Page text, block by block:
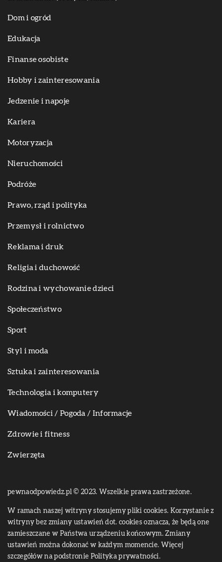
Dom i ogród
Edukacja
Finanse osobiste
Hobby i zainteresowania
Jedzenie i napoje
Kariera
Motoryzacja
Nieruchomości
Podróże
Prawo, rząd i polityka
Przemysł i rolnictwo
Reklama i druk
Religia i duchowość
Rodzina i wychowanie dzieci
Społeczeństwo
Sport
Styl i moda
Sztuka i zainteresowania
Technologia i komputery
Wiadomości / Pogoda / Informacje
Zdrowie i fitness
Zwierzęta
pewnaodpowiedz.pl © 2023. Wszelkie prawa zastrzeżone.
W ramach naszej witryny stosujemy pliki cookies. Korzystanie z
witryny bez zmiany ustawień dot. cookies oznacza, że będą one
zamieszczane w Państwa urządzeniu końcowym. Zmiany
ustawień można dokonać w każdym momencie. Więcej
szczegółów na podstronie Polityka prywatności.